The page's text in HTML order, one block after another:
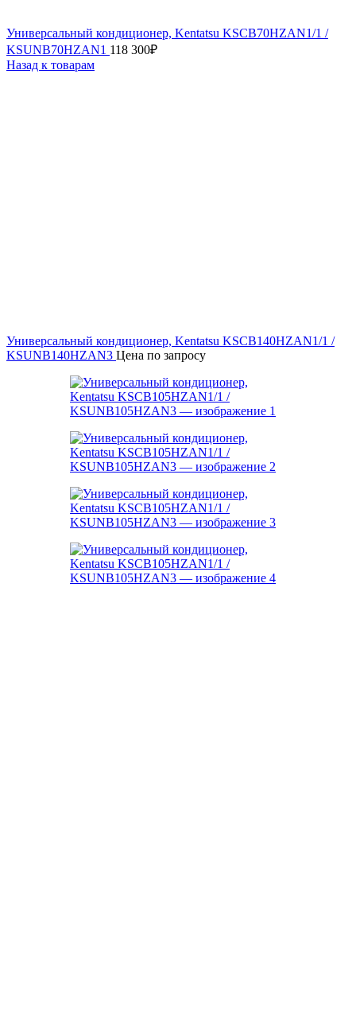
Универсальный кондиционер, Kentatsu KSCB70HZAN1/1 /
KSUNB70HZAN1 118 300₽
Назад к товарам
Универсальный кондиционер, Kentatsu KSCB140HZAN1/1 /
KSUNB140HZAN3 Цена по запросу